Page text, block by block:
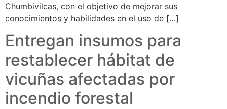
Chumbivilcas, con el objetivo de mejorar sus
conocimientos y habilidades en el uso de […]
Entregan insumos para
restablecer hábitat de
vicuñas afectadas por
incendio forestal